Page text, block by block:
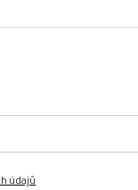
údajů